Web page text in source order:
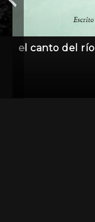
el canto del río